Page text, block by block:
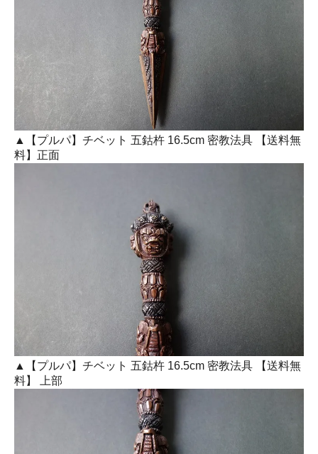
▲【プルパ】チベット 五鈷杵 16.5cm 密教法具 【送料無
料】正面
▲【プルパ】チベット 五鈷杵 16.5cm 密教法具 【送料無
料】 上部